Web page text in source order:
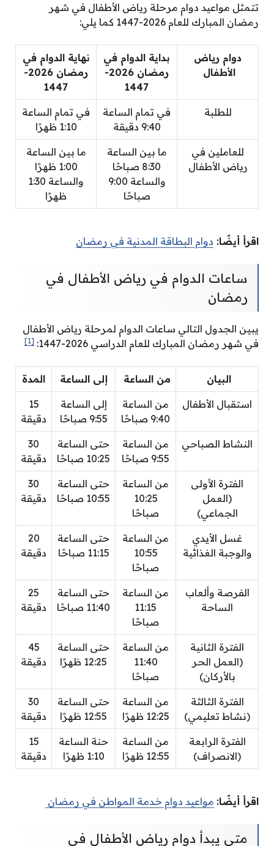
تتمثل مواعيد دوام مرحلة رياض الأطفال في شهر
رمضان المبارك للعام 2026-1447 كما يلي:
دوام رياض
الأطفال
بداية الدوام في
رمضان 2026-
1447
نهاية الدوام في
رمضان 2026-
1447
للطلبة
في تمام الساعة
9:40 دقيقة
في تمام الساعة
1:10 ظهرًا
للعاملين في
رياض الأطفال
ما بين الساعة
8:30 صباحًا
والساعة 9:00
صباحًا
ما بين الساعة
1:00 ظهرًا
والساعة 1:30
ظهرًا
اقرأ أيضًا: دوام البطاقة المدنية في رمضان
ساعات الدوام في رياض الأطفال في
رمضان
يبين الجدول التالي ساعات الدوام لمرحلة رياض الأطفال
في شهر رمضان المبارك للعام الدراسي 2026-1447:
[1]
البيان من الساعة إلى الساعة المدة
استقبال الأطفال
من الساعة
9:40 صباحًا
إلى الساعة
9:55 صباحًا
15
دقيقة
النشاط الصباحي
من الساعة
9:55 صباحًا
حتى الساعة
10:25 صباحًا
30
دقيقة
الفترة الأولى
(العمل
الجماعي)
من الساعة
10:25
صباحًا
حتى الساعة
10:55 صباحًا
30
دقيقة
غسل الأيدي
والوجبة الغذائية
من الساعة
10:55
صباحًا
حتى الساعة
11:15 صباحًا
20
دقيقة
الفرصة وألعاب
الساحة
من الساعة
11:15
صباحًا
حتى الساعة
11:40 صباحًا
25
دقيقة
الفترة الثانية
(العمل الحر
بالأركان)
من الساعة
11:40
صباحًا
حتى الساعة
12:25 ظهرًا
45
دقيقة
الفترة الثالثة
(نشاط تعليمي)
من الساعة
12:25 ظهرًا
حتى الساعة
12:55 ظهرًا
30
دقيقة
الفترة الرابعة
(الانصراف)
من الساعة
12:55 ظهرًا
حنة الساعة
1:10 ظهرًا
15
دقيقة
اقرأ أيضًا: مواعيد دوام خدمة المواطن في رمضان
متى يبدأ دوام رياض الأطفال في